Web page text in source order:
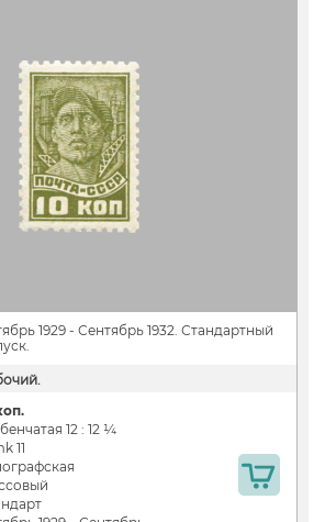
1929 - Сентябрь 1932. Стандартный
12 : 12 ¼
11